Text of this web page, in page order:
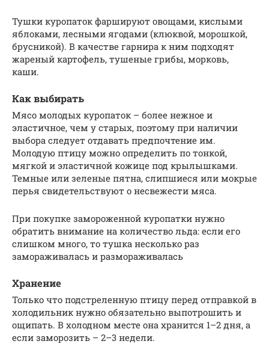
Тушки куропаток фаршируют овощами, кислыми
яблоками, лесными ягодами (клюквой, морошкой,
брусникой). В качестве гарнира к ним подходят
жареный картофель, тушеные грибы, морковь,
каши.
Как выбирать
Мясо молодых куропаток – более нежное и
эластичное, чем у старых, поэтому при наличии
выбора следует отдавать предпочтение им.
Молодую птицу можно определить по тонкой,
мягкой и эластичной кожице под крылышками.
Темные или зеленые пятна, слипшиеся или мокрые
перья свидетельствуют о несвежести мяса.
При покупке замороженной куропатки нужно
обратить внимание на количество льда: если его
слишком много, то тушка несколько раз
замораживалась и размораживалась
Хранение
Только что подстреленную птицу перед отправкой в
холодильник нужно обязательно выпотрошить и
ощипать. В холодном месте она хранится 1–2 дня, а
если заморозить – 2–3 недели.